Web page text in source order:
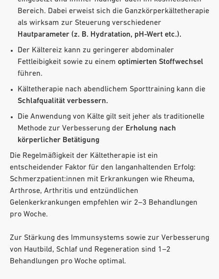
Bereich. Dabei erweist sich die Ganzkörperkältetherapie
als wirksam zur Steuerung verschiedener
Hautparameter (z. B. Hydratation, pH-Wert etc.).
Der Kältereiz kann zu geringerer abdominaler
Fettleibigkeit sowie zu einem optimierten Stoffwechsel
führen.
Kältetherapie nach abendlichem Sporttraining kann die
Schlafqualität verbessern.
Die Anwendung von Kälte gilt seit jeher als traditionelle
Methode zur Verbesserung der Erholung nach
körperlicher Betätigung
Die Regelmäßigkeit der Kältetherapie ist ein
entscheidender Faktor für den langanhaltenden Erfolg:
Schmerzpatient:innen mit Erkrankungen wie Rheuma,
Arthrose, Arthritis und entzündlichen
Gelenkerkrankungen empfehlen wir 2–3 Behandlungen
pro Woche.
Zur Stärkung des Immunsystems sowie zur Verbesserung
von Hautbild, Schlaf und Regeneration sind 1–2
Behandlungen pro Woche optimal.